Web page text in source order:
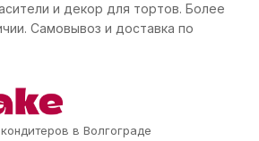
и декор для тортов. Более
Самовывоз и доставка по
в Волгограде